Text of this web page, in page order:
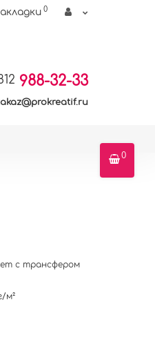
0
988-32-33
0
с трансфером
м²